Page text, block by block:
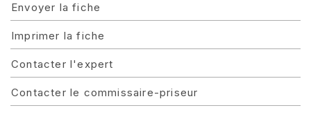
Envoyer la fiche
Imprimer la fiche
Contacter l'expert
Contacter le commissaire-priseur